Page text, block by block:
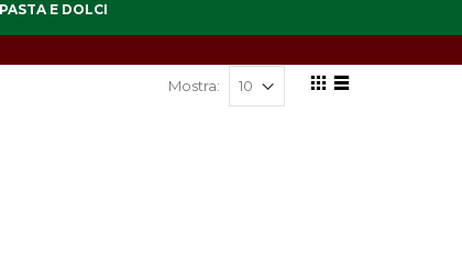
E DOLCI
Mostra: